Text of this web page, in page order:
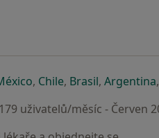
záložce
otevře v nové záložce
se otevře v nové záložce
, Chilese otevře v nové
, Brasilse otevře v
, Argentina,
uživatelů/měsíc - Červen